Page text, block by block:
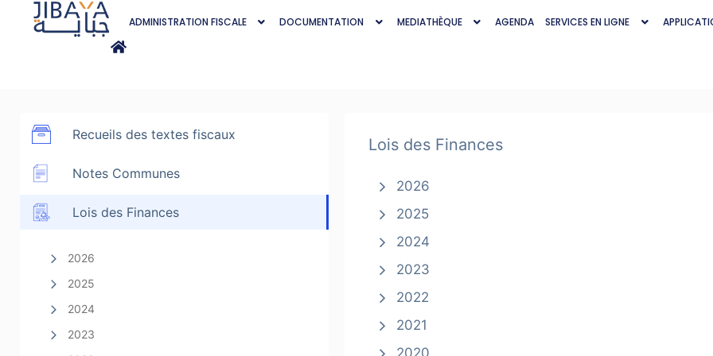
ADMINISTRATION FISCALE DOCUMENTATION MEDIATHÈQUE AGENDA SERVICES EN LIGNE
Recueils des textes fiscaux
Notes Communes
Lois des Finances
2026
2025
2024
2023
Lois des Finances
2026
2025
2024
2023
2022
2021
2020